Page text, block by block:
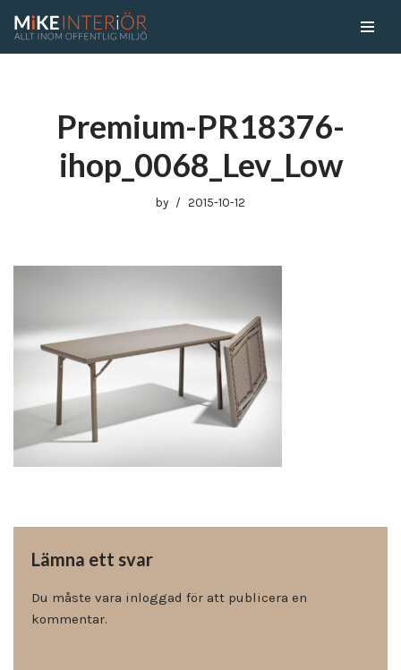
Premium-PR18376-
ihop_0068_Lev_Low
by 2015-10-12
Lämna ett svar
Du måste vara inloggad för att publicera en
kommentar.